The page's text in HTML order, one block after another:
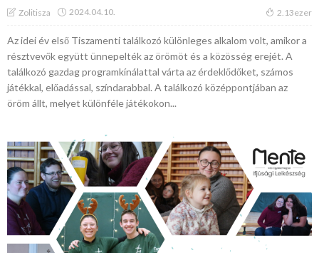
Zolitisza 2024.04.10. 2.13ezer
Az idei év első Tiszamenti találkozó különleges alkalom volt, amikor a
résztvevők együtt ünnepelték az örömöt és a közösség erejét. A
találkozó gazdag programkínálattal várta az érdeklődőket, számos
játékkal, előadással, színdarabbal. A találkozó középpontjában az
öröm állt, melyet különféle játékokon...